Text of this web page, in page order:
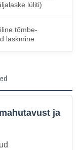
lüliti)
tõmbe-
laskmine
ja